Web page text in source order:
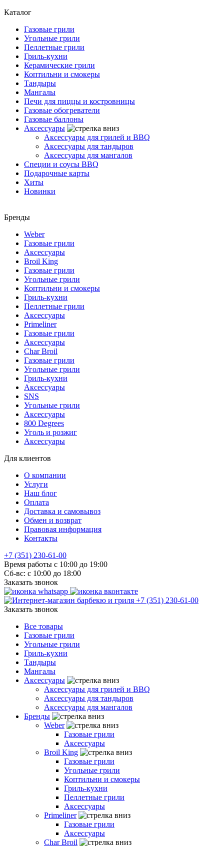
Каталог
Газовые грили
Угольные грили
Пеллетные грили
Гриль-кухни
Керамические грили
Коптильни и смокеры
Тандыры
Мангалы
Печи для пиццы и костровницы
Газовые обогреватели
Газовые баллоны
Аксессуары
Аксессуары для грилей и BBQ
Аксессуары для тандыров
Аксессуары для мангалов
Специи и соусы BBQ
Подарочные карты
Хиты
Новинки
Бренды
Weber
Газовые грили
Аксессуары
Broil King
Газовые грили
Угольные грили
Коптильни и смокеры
Гриль-кухни
Пеллетные грили
Аксессуары
Primeliner
Газовые грили
Аксессуары
Char Broil
Газовые грили
Угольные грили
Гриль-кухни
Аксессуары
SNS
Угольные грили
Аксессуары
800 Degrees
Уголь и розжиг
Аксессуары
Для клиентов
О компании
Услуги
Наш блог
Оплата
Доставка и самовывоз
Обмен и возврат
Правовая информация
Контакты
+7 (351) 230-61-00
Время работы с 10:00 до 19:00
Сб-вс: с 10:00 до 18:00
Заказать звонок
+7 (351) 230-61-00
Заказать звонок
Все товары
Газовые грили
Угольные грили
Гриль-кухни
Тандыры
Мангалы
Аксессуары
Аксессуары для грилей и BBQ
Аксессуары для тандыров
Аксессуары для мангалов
Бренды
Weber
Газовые грили
Аксессуары
Broil King
Газовые грили
Угольные грили
Коптильни и смокеры
Гриль-кухни
Пеллетные грили
Аксессуары
Primeliner
Газовые грили
Аксессуары
Char Broil